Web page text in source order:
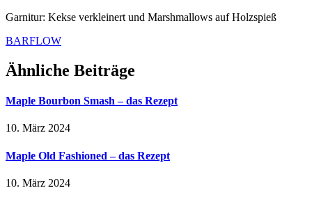
Garnitur: Kekse verkleinert und Marshmallows auf Holzspieß
BARFLOW
Ähnliche Beiträge
Maple Bourbon Smash – das Rezept
10. März 2024
Maple Old Fashioned – das Rezept
10. März 2024